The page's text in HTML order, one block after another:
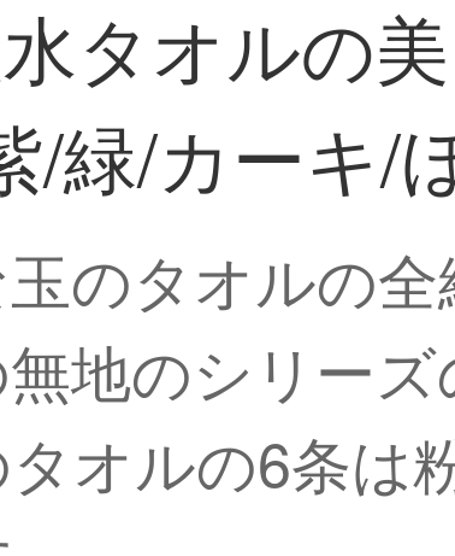
タオルの
/緑/カーキ/
のタオルの
地のシリー
オルの6条は